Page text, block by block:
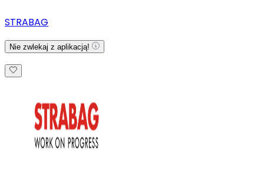
STRABAG
Nie zwlekaj z aplikacją!